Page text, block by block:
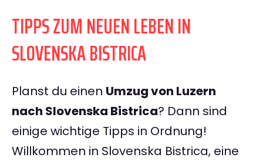
TIPPS ZUM NEUEN LEBEN IN
SLOVENSKA BISTRICA
Planst du einen Umzug von Luzern
nach Slovenska Bistrica? Dann sind
einige wichtige Tipps in Ordnung!
Willkommen in Slovenska Bistrica, eine